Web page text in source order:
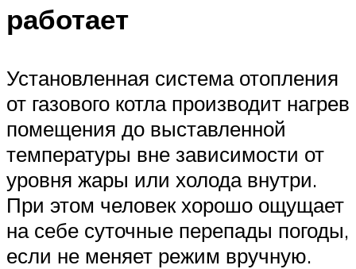
работает
Установленная система отопления
от газового котла производит нагрев
помещения до выставленной
температуры вне зависимости от
уровня жары или холода внутри.
При этом человек хорошо ощущает
на себе суточные перепады погоды,
если не меняет режим вручную.